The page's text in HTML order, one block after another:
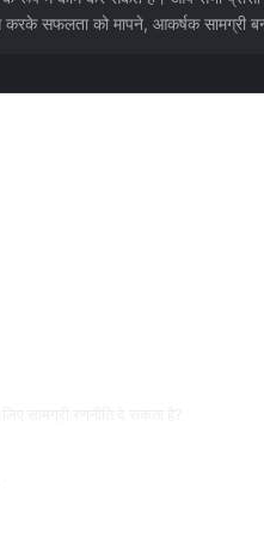
करके सफलता को मापने, आकर्षक